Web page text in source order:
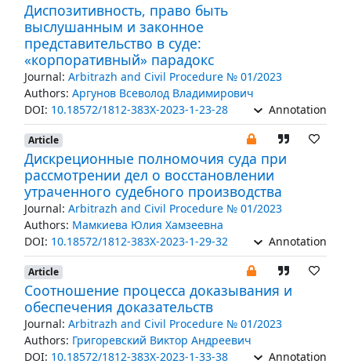
Диспозитивность, право быть
выслушанным и законное
представительство в суде:
«корпоративный» парадокс
Journal: Arbitrazh and Civil Procedure № 01/2023
Authors: Аргунов Всеволод Владимирович
DOI: 10.18572/1812-383X-2023-1-23-28 Annotation
Article
Дискреционные полномочия суда при
рассмотрении дел о восстановлении
утраченного судебного производства
Journal: Arbitrazh and Civil Procedure № 01/2023
Authors: Мамкиева Юлия Хамзеевна
DOI: 10.18572/1812-383X-2023-1-29-32 Annotation
Article
Соотношение процесса доказывания и
обеспечения доказательств
Journal: Arbitrazh and Civil Procedure № 01/2023
Authors: Григоревский Виктор Андреевич
DOI: 10.18572/1812-383X-2023-1-33-38 Annotation